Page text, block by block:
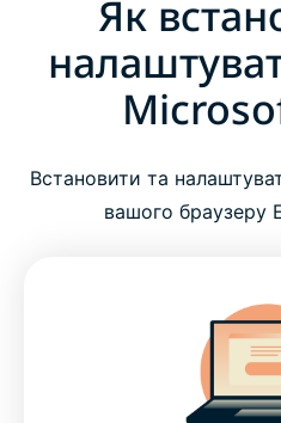
Як
Встановити та
вашого браузеру